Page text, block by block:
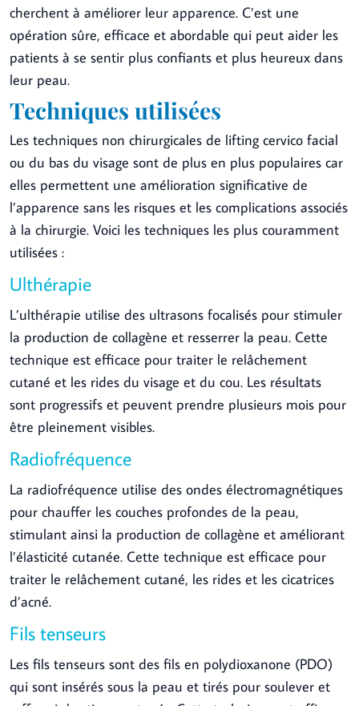
cherchent à améliorer leur apparence. C’est une
opération sûre, efficace et abordable qui peut aider les
patients à se sentir plus confiants et plus heureux dans
leur peau.
Techniques utilisées
Les techniques non chirurgicales de lifting cervico facial
ou du bas du visage sont de plus en plus populaires car
elles permettent une amélioration significative de
l’apparence sans les risques et les complications associés
à la chirurgie. Voici les techniques les plus couramment
utilisées :
Ulthérapie
L’ulthérapie utilise des ultrasons focalisés pour stimuler
la production de collagène et resserrer la peau. Cette
technique est efficace pour traiter le relâchement
cutané et les rides du visage et du cou. Les résultats
sont progressifs et peuvent prendre plusieurs mois pour
être pleinement visibles.
Radiofréquence
La radiofréquence utilise des ondes électromagnétiques
pour chauffer les couches profondes de la peau,
stimulant ainsi la production de collagène et améliorant
l’élasticité cutanée. Cette technique est efficace pour
traiter le relâchement cutané, les rides et les cicatrices
d’acné.
Fils tenseurs
Les fils tenseurs sont des fils en polydioxanone (PDO)
qui sont insérés sous la peau et tirés pour soulever et